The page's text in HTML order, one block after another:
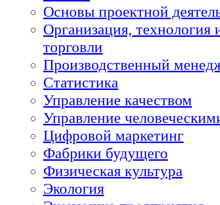
Основы проектной
Организация, технология
торговли
Производственный
Статистика
Управление качеством
Управление
Цифровой маркетинг
Фабрики будущего
Физическая культура
Экология